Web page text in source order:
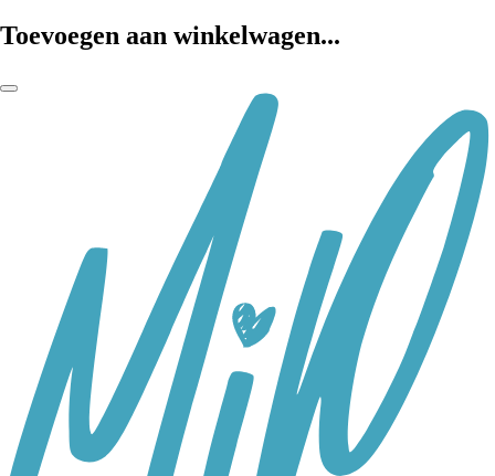
Toevoegen aan winkelwagen...